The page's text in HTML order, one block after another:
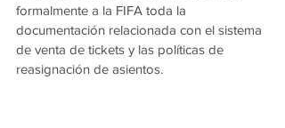
formalmente a la FIFA toda la
documentación relacionada con el sistema
de venta de tickets y las políticas de
reasignación de asientos.